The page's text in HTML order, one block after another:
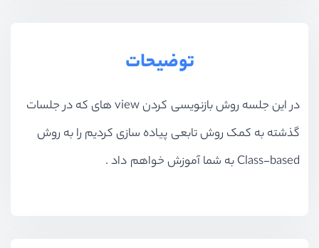
توضیحات
در این جلسه روش باز‌نویسی کردن view های که در جلسات
گذشته به کمک روش تابعی پیاده سازی کردیم را به روش
Class-based به شما آموزش خواهم داد .